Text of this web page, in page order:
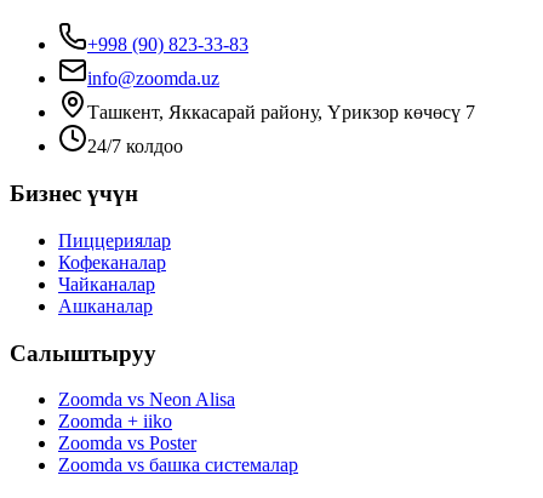
+998 (90) 823-33-83
info@zoomda.uz
Ташкент, Яккасарай району, Үрикзор көчөсү 7
24/7 колдоо
Бизнес үчүн
Пиццериялар
Кофеканалар
Чайканалар
Ашканалар
Салыштыруу
Zoomda vs Neon Alisa
Zoomda + iiko
Zoomda vs Poster
Zoomda vs башка системалар